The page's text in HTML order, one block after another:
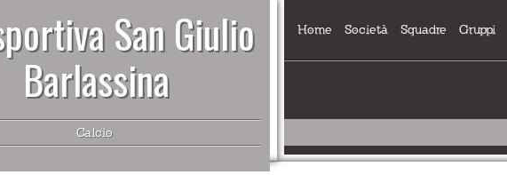
San Giulio
Barlassina
Calcio
Home Società Squadre Gruppi